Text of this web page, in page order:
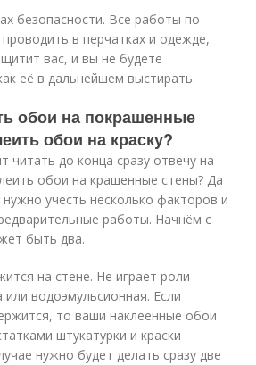
безопасности. Все работы по
в перчатках и одежде,
вас, и вы не будете
её в дальнейшем выстирать.
обои на покрашенные
обои на краску?
читать до конца сразу отвечу на
обои на крашенные стены? Да
учесть несколько факторов и
работы. Начнём с
быть два.
на стене. Не играет роли
или водоэмульсионная. Если
то ваши наклеенные обои
штукатурки и краски
нужно будет делать сразу две